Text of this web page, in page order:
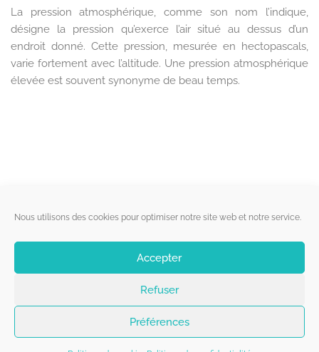
Nous utilisons des cookies pour optimiser notre site web et notre service.
Accepter
Refuser
Préférences
La pression atmosphérique, comme son nom l’indique,
désigne la pression qu’exerce l’air situé au dessus d’un
endroit donné. Cette pression, mesurée en hectopascals,
varie fortement avec l’altitude. Une pression atmosphérique
élevée est souvent synonyme de beau temps.
Liens utiles
Qui sommes-nous ?
Politique de cookies